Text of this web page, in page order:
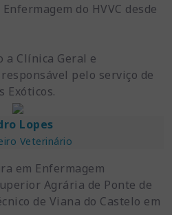
do HVVC desde
a Clínica Geral e
pelo serviço de
Exóticos.
Lopes
Veterinário
em Enfermagem
Agrária de Ponte de
de Viana do Castelo em